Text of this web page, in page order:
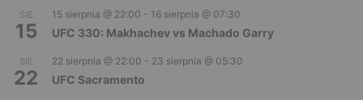
SIE
15
15 sierpnia @ 22:00 - 16 sierpnia @ 07:30
UFC 330: Makhachev vs Machado Garry
SIE
22
22 sierpnia @ 22:00 - 23 sierpnia @ 05:30
UFC Sacramento